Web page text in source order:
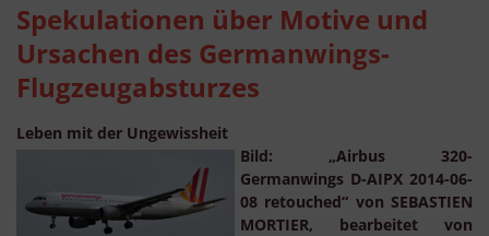
Spekulationen über Motive und
Ursachen des Germanwings-
Flugzeugabsturzes
Leben mit der Ungewissheit
Bild: „Airbus 320-
Germanwings D-AIPX 2014-06-
08 retouched“ von SEBASTIEN
MORTIER, bearbeitet von